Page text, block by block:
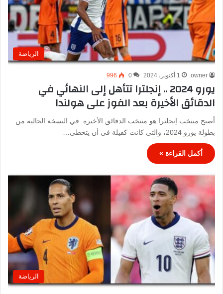
الرياضة
owner 1 أكتوبر، 2024 0
996
يورو 2024 .. إنجلترا تتأهل إلى النهائي في
الدقائق الأخيرة بعد الفوز على هولندا
أصبح منتخب إنجلترا هو منتخب الدقائق الأخيرة في النسخة الحالية من
بطولة يورو 2024، والتي كانت كفيلة في أن يتخطى…
أكمل القراءة »
الرياضة